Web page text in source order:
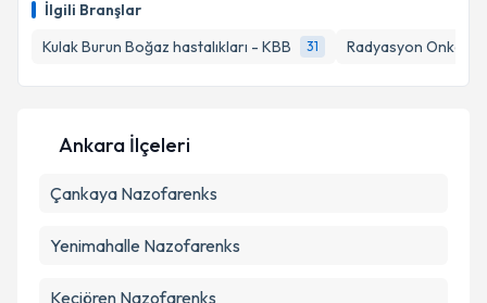
İlgili Branşlar
Kulak Burun Boğaz hastalıkları - KBB
31 Radyasyon
E-posta Adresiniz
Metni'ni okudum ve kişisel verilerimin belirtilen
kapsamda işlenmesini kabul ediyorum.
Ankara İlçeleri
Çankaya Nazofarenks
Yenimahalle Nazofarenks
Keçiören Nazofarenks